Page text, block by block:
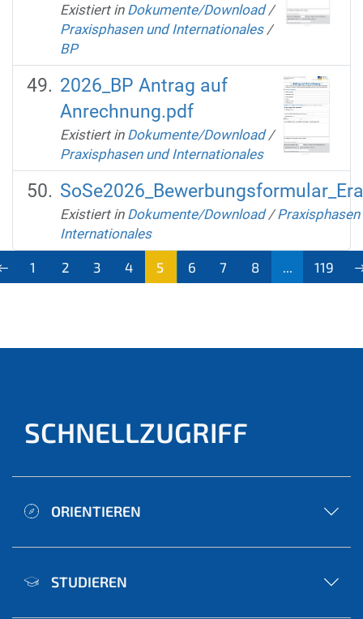
Existiert in Dokumente/Download /
Praxisphasen und Internationales /
BP
2026_BP Antrag auf
Anrechnung.pdf
Existiert in Dokumente/Download /
Praxisphasen und Internationales
Existiert in Dokumente/Download /Praxisphasen
Internationales
1 2 3 4
5
6 7 8 119
SCHNELLZUGRIFF
ORIENTIEREN
STUDIEREN